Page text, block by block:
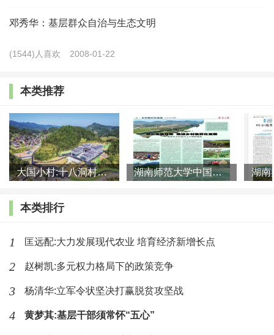
跨出经济发达地区，再从全国范围来看，有的乡村数字
有的乡村还没有自己的功能定位。可见，乡村经济发展水平
等特征，决定了我们既不能简单通过单项职能或功能、也不
能简单的用多重功能综合体来定义乡村。
三、能否通过核心人群来定义乡村
这里涉及到乡村是“谁的乡村”的问题。传统意义上的乡
代八代可能都具有亲戚关系或者血脉联系，这也是很多村庄
用姓氏命名的原因。在“亲者的乡村”基础上，由于历史上各
种原因的人口流动，村庄容纳了很多外来居民并常住之，形
成了本姓与外姓共同生活的“居者的乡村”。
邓秀华：基层群众自治与生态文明
(1544)人喜欢 2008-01-22
本类推荐
大国小村:十八洞村的现代变迁是一道美丽的风景线 湖南师范大学中国乡村振兴研究院课题组:突出地域特色 推进乡村
本类排行
1 匡远配:大力发展现代农业 培育经济新增长点
2 赵树凯:多元权力格局下的政策竞争
3 杨清华:立军令状坚决打赢脱贫攻坚战
4 黄梦其:基层干部须常怀“五心”